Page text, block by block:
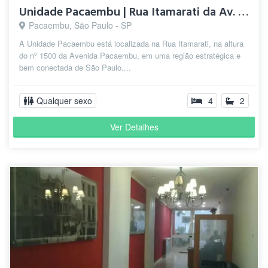
Unidade Pacaembu | Rua Itamarati da Av. Pacaembu
Pacaembu, São Paulo - SP
A Unidade Pacaembu está localizada na Rua Itamarati, na altura
do nº 1500 da Avenida Pacaembu, em uma região estratégica e
bem conectada de São Paulo....
Qualquer sexo 4 2
Ver Detalhes